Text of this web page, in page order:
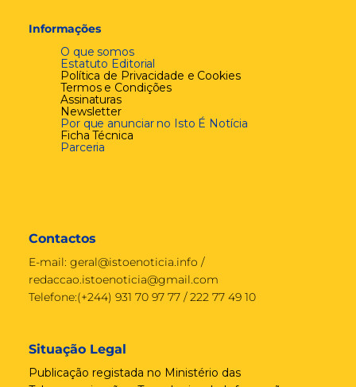
Informações
O que somos
Estatuto Editorial
Política de Privacidade e Cookies
Termos e Condições
Assinaturas
Newsletter
Por que anunciar no Isto É Notícia
Ficha Técnica
Parceria
Contactos
E-mail: geral@istoenoticia.info /
redaccao.istoenoticia@gmail.com
Telefone:(+244) 931 70 97 77 / 222 77 49 10
Situação Legal
Publicação registada no Ministério das